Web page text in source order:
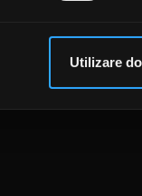
de
le pot combina cu
Utilizare